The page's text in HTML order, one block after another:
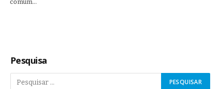
comum…
Pesquisa